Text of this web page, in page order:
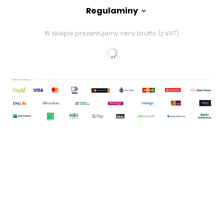
Regulaminy
W sklepie prezentujemy ceny brutto (z VAT).